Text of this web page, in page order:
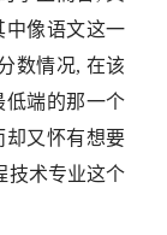
中像语文这一
数情况, 在该
低端的那一个
却又怀有想要
技术专业这个